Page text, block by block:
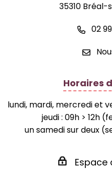
35310
02
Horaires
lundi, mardi, mercredi et
jeudi : 09h > 12h
un samedi sur deux
Espace